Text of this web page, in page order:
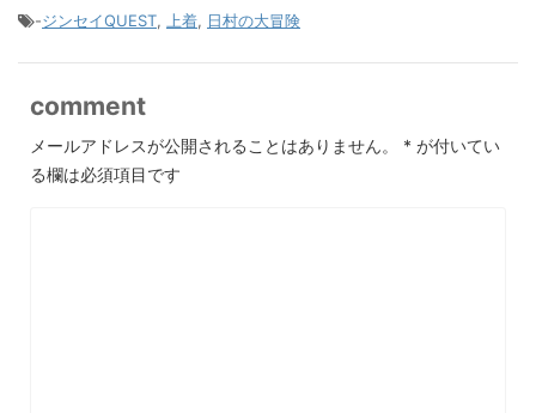
-ジンセイQUEST, 上着, 日村の大冒険
comment
メールアドレスが公開されることはありません。 * が付いてい
る欄は必須項目です